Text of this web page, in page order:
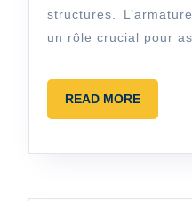
structures.
un rôle crucial pour
READ MOREREAD
MORE